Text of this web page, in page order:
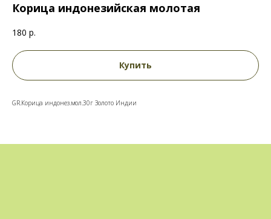
Корица индонезийская молотая
180 р.
Купить
GR.Корица индонез.мол.30г Золото Индии